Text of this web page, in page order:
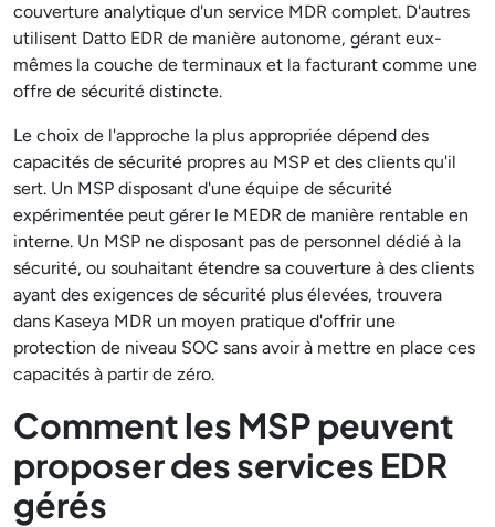
couverture analytique d'un service MDR complet. D'autres
utilisent Datto EDR de manière autonome, gérant eux-
mêmes la couche de terminaux et la facturant comme une
offre de sécurité distincte.
Le choix de l'approche la plus appropriée dépend des
capacités de sécurité propres au MSP et des clients qu'il
sert. Un MSP disposant d'une équipe de sécurité
expérimentée peut gérer le MEDR de manière rentable en
interne. Un MSP ne disposant pas de personnel dédié à la
sécurité, ou souhaitant étendre sa couverture à des clients
ayant des exigences de sécurité plus élevées, trouvera
dans Kaseya MDR un moyen pratique d'offrir une
protection de niveau SOC sans avoir à mettre en place ces
capacités à partir de zéro.
Comment les MSP peuvent
proposer des services EDR
gérés